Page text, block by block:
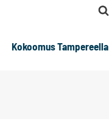
Kokoomus Tampereella